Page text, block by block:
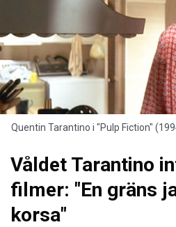
Quentin Tarantino i "Pulp Fiction"
Våldet Tarantino
filmer: "En gräns
korsa"